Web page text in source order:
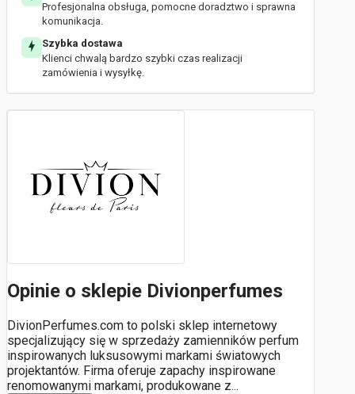
Profesjonalna obsługa, pomocne doradztwo i sprawna
komunikacja.
Szybka dostawa
Klienci chwalą bardzo szybki czas realizacji
zamówienia i wysyłkę.
Opinie o sklepie Divionperfumes
DivionPerfumes.com to polski sklep internetowy
specjalizujący się w sprzedaży zamienników perfum
inspirowanych luksusowymi markami światowych
projektantów. Firma oferuje zapachy inspirowane
renomowanymi markami, produkowane z...